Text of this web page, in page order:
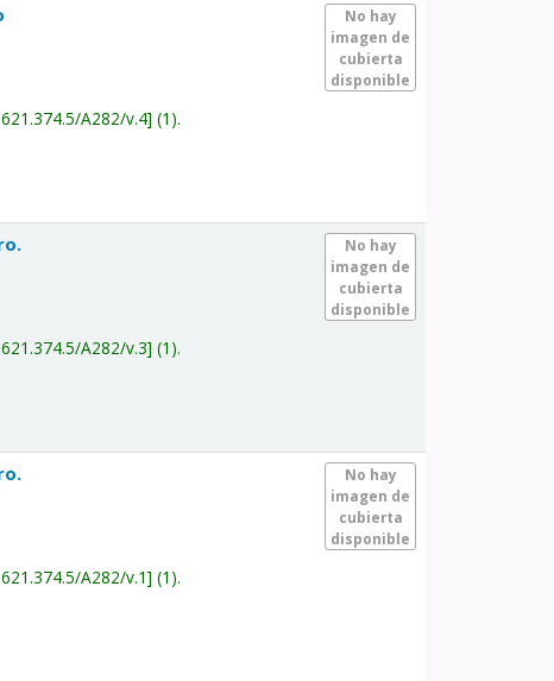
No hay
imagen de
cubierta
disponible
621.374.5/A282/v.4 (1).
No hay
imagen de
cubierta
disponible
621.374.5/A282/v.3 (1).
No hay
imagen de
cubierta
disponible
621.374.5/A282/v.1 (1).